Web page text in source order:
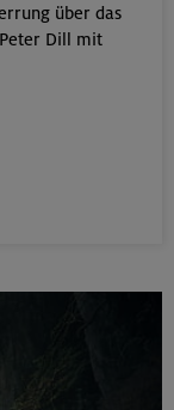
über das
Dill mit